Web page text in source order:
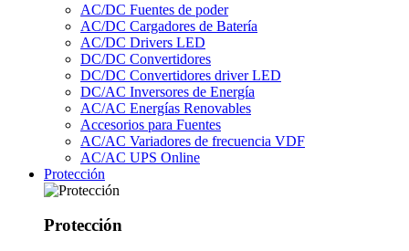
AC/DC Fuentes de poder
AC/DC Cargadores de Batería
AC/DC Drivers LED
DC/DC Convertidores
DC/DC Convertidores driver LED
DC/AC Inversores de Energía
AC/AC Energías Renovables
Accesorios para Fuentes
AC/AC Variadores de frecuencia VDF
AC/AC UPS Online
Protección
Protección